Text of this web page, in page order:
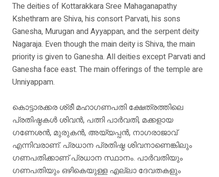
The deities of Kottarakkara Sree Mahaganapathy
Kshethram are Shiva, his consort Parvati, his sons
Ganesha, Murugan and Ayyappan, and the serpent deity
Nagaraja. Even though the main deity is Shiva, the main
priority is given to Ganesha. All deities except Parvati and
Ganesha face east. The main offerings of the temple are
Unniyappam.
കൊട്ടാരക്കര ശ്രീ മഹാഗണപതി ക്ഷേത്രത്തിലെ
പ്രതിഷ്ഠകൾ ശിവൻ, പത്നി പാർവതി, മക്കളായ
ഗണേശൻ, മുരുകൻ, അയ്യപ്പൻ, നാഗരാജാവ്
എന്നിവരാണ്. പ്രധാന പ്രതിഷ്ഠ ശിവനാണെങ്കിലും
ഗണപതിക്കാണ് പ്രധാന സ്ഥാനം. പാർവതിയും
ഗണപതിയും ഒഴികെയുള്ള എല്ലാ ദേവതകളും